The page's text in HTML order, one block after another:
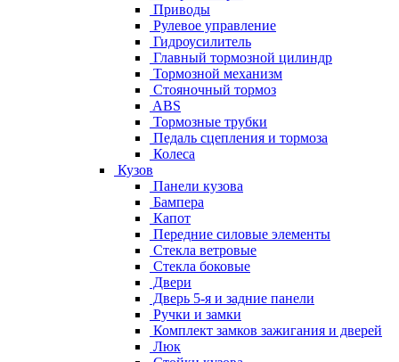
Приводы
Рулевое управление
Гидроусилитель
Главный тормозной цилиндр
Тормозной механизм
Стояночный тормоз
ABS
Тормозные трубки
Педаль сцепления и тормоза
Колеса
Кузов
Панели кузова
Бампера
Капот
Передние силовые элементы
Стекла ветровые
Стекла боковые
Двери
Дверь 5-я и задние панели
Ручки и замки
Комплект замков зажигания и дверей
Люк